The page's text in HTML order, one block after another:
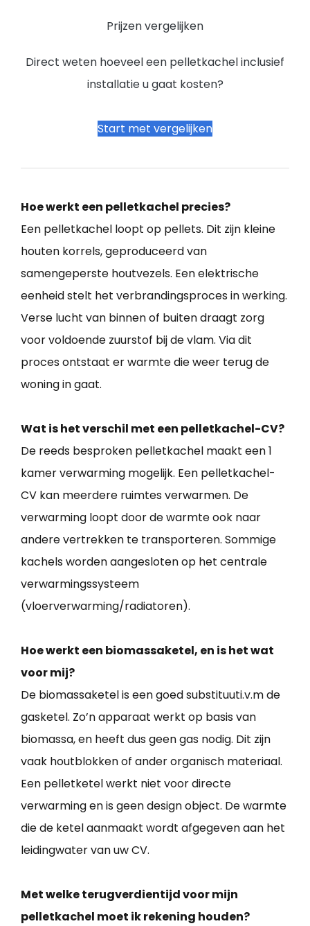
Prijzen vergelijken
Direct weten hoeveel een pelletkachel inclusief
installatie u gaat kosten?
Start met vergelijken
Hoe werkt een pelletkachel precies?
Een pelletkachel loopt op pellets. Dit zijn kleine
houten korrels, geproduceerd van
samengeperste houtvezels. Een elektrische
eenheid stelt het verbrandingsproces in werking.
Verse lucht van binnen of buiten draagt zorg
voor voldoende zuurstof bij de vlam. Via dit
proces ontstaat er warmte die weer terug de
woning in gaat.
Wat is het verschil met een pelletkachel-CV?
De reeds besproken pelletkachel maakt een 1
kamer verwarming mogelijk. Een pelletkachel-
CV kan meerdere ruimtes verwarmen. De
verwarming loopt door de warmte ook naar
andere vertrekken te transporteren. Sommige
kachels worden aangesloten op het centrale
verwarmingssysteem
(vloerverwarming/radiatoren).
Hoe werkt een biomassaketel, en is het wat
voor mij?
De biomassaketel is een goed substituuti.v.m de
gasketel. Zo’n apparaat werkt op basis van
biomassa, en heeft dus geen gas nodig. Dit zijn
vaak houtblokken of ander organisch materiaal.
Een pelletketel werkt niet voor directe
verwarming en is geen design object. De warmte
die de ketel aanmaakt wordt afgegeven aan het
leidingwater van uw CV.
Met welke terugverdientijd voor mijn
pelletkachel moet ik rekening houden?